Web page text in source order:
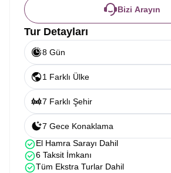
Bizi Arayın
Tur Detayları
8 Gün
1 Farklı Ülke
7 Farklı Şehir
7 Gece Konaklama
El Hamra Sarayı Dahil
6 Taksit İmkanı
Tüm Ekstra Turlar Dahil